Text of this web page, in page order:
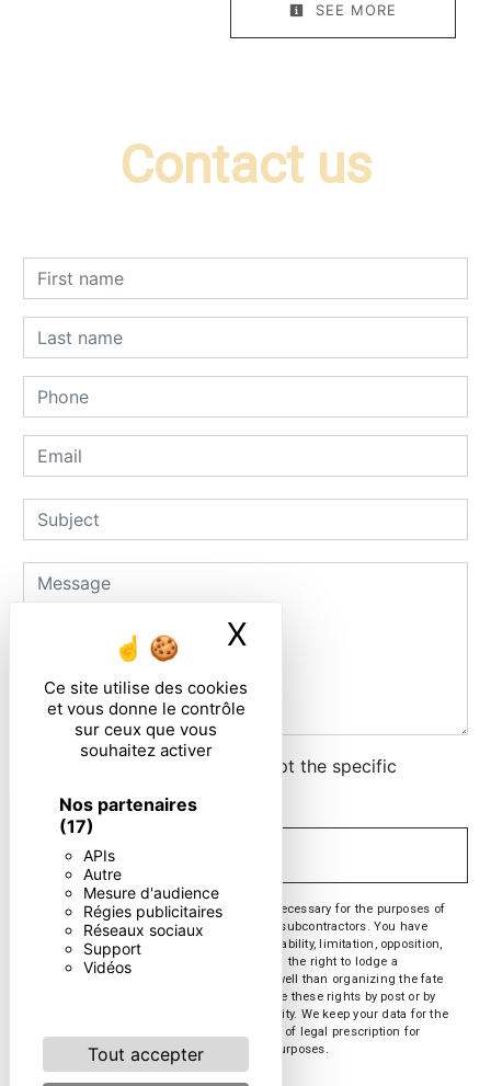
Ce site utilise des cookies
et vous donne le contrôle
sur ceux que vous
souhaitez activer
Nos partenaires
(17)
APIs
Autre
Mesure d'audience
Régies publicitaires
Réseaux sociaux
Support
Vidéos
Tout accepter
X
SEE MORE
Contact us
By checking this box, I accept the specific
conditions below **
** The personal data communicated are necessary for the purposes of
contacting you. They are intended and its subcontractors. You have
rights of access, rectification, erasure, portability, limitation, opposition,
withdrawal of your consent at any time and the right to lodge a
complaint with a supervisory authority, as well than organizing the fate
of your post-mortem data. You can exercise these rights by post or by
email. You may be asked for proof of identity. We keep your data for the
period of contact and then for the duration of legal prescription for
probationary and litigation management purposes.